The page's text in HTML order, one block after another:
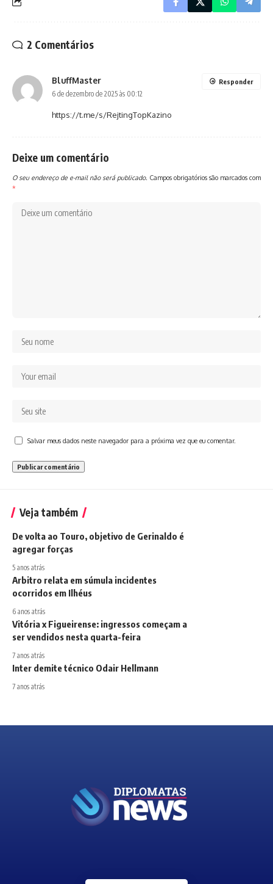
2 Comentários
BluffMaster
6 de dezembro de 2025 às 00:12
https://t.me/s/RejtingTopKazino
Responder
Deixe um comentário
O seu endereço de e-mail não será publicado. Campos obrigatórios são marcados com
*
Salvar meus dados neste navegador para a próxima vez que eu comentar.
Veja também
De volta ao Touro, objetivo de Gerinaldo é
agregar forças
5 anos atrás
Arbitro relata em súmula incidentes
ocorridos em Ilhéus
6 anos atrás
Vitória x Figueirense: ingressos começam a
ser vendidos nesta quarta-feira
7 anos atrás
Inter demite técnico Odair Hellmann
7 anos atrás